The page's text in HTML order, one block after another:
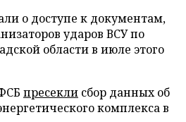
о доступе к документам,
ударов ВСУ по
области в июле этого
пресекли сбор данных об
комплекса в